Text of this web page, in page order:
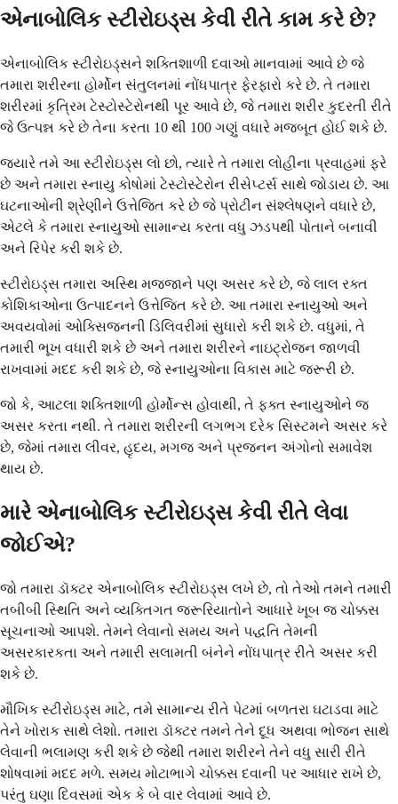
એનાબોલિક સ્ટીરોઇડ્સ કેવી રીતે કામ કરે છે?
એનાબોલિક સ્ટીરોઇડ્સને શક્તિશાળી દવાઓ માનવામાં આવે છે જે
તમારા શરીરના હોર્મોન સંતુલનમાં નોંધપાત્ર ફેરફારો કરે છે. તે તમારા
શરીરમાં કૃત્રિમ ટેસ્ટોસ્ટેરોનથી પૂર આવે છે, જે તમારા શરીર કુદરતી રીતે
જે ઉત્પન્ન કરે છે તેના કરતા 10 થી 100 ગણું વધારે મજબૂત હોઈ શકે છે.
જ્યારે તમે આ સ્ટીરોઇડ્સ લો છો, ત્યારે તે તમારા લોહીના પ્રવાહમાં ફરે
છે અને તમારા સ્નાયુ કોષોમાં ટેસ્ટોસ્ટેરોન રીસેપ્ટર્સ સાથે જોડાય છે. આ
ઘટનાઓની શ્રેણીને ઉત્તેજિત કરે છે જે પ્રોટીન સંશ્લેષણને વધારે છે,
એટલે કે તમારા સ્નાયુઓ સામાન્ય કરતા વધુ ઝડપથી પોતાને બનાવી
અને રિપેર કરી શકે છે.
સ્ટીરોઇડ્સ તમારા અસ્થિ મજ્જાને પણ અસર કરે છે, જે લાલ રક્ત
કોશિકાઓના ઉત્પાદનને ઉત્તેજિત કરે છે. આ તમારા સ્નાયુઓ અને
અવયવોમાં ઓક્સિજનની ડિલિવરીમાં સુધારો કરી શકે છે. વધુમાં, તે
તમારી ભૂખ વધારી શકે છે અને તમારા શરીરને નાઇટ્રોજન જાળવી
રાખવામાં મદદ કરી શકે છે, જે સ્નાયુઓના વિકાસ માટે જરૂરી છે.
જો કે, આટલા શક્તિશાળી હોર્મોન્સ હોવાથી, તે ફક્ત સ્નાયુઓને જ
અસર કરતા નથી. તે તમારા શરીરની લગભગ દરેક સિસ્ટમને અસર કરે
છે, જેમાં તમારા લીવર, હૃદય, મગજ અને પ્રજનન અંગોનો સમાવેશ
થાય છે.
મારે એનાબોલિક સ્ટીરોઇડ્સ કેવી રીતે લેવા
જોઈએ?
જો તમારા ડૉક્ટર એનાબોલિક સ્ટીરોઇડ્સ લખે છે, તો તેઓ તમને તમારી
તબીબી સ્થિતિ અને વ્યક્તિગત જરૂરિયાતોને આધારે ખૂબ જ ચોક્કસ
સૂચનાઓ આપશે. તેમને લેવાનો સમય અને પદ્ધતિ તેમની
અસરકારકતા અને તમારી સલામતી બંનેને નોંધપાત્ર રીતે અસર કરી
શકે છે.
મૌખિક સ્ટીરોઇડ્સ માટે, તમે સામાન્ય રીતે પેટમાં બળતરા ઘટાડવા માટે
તેને ખોરાક સાથે લેશો. તમારા ડૉક્ટર તમને તેને દૂધ અથવા ભોજન સાથે
લેવાની ભલામણ કરી શકે છે જેથી તમારા શરીરને તેને વધુ સારી રીતે
શોષવામાં મદદ મળે. સમય મોટાભાગે ચોક્કસ દવાની પર આધાર રાખે છે,
પરંતુ ઘણા દિવસમાં એક કે બે વાર લેવામાં આવે છે.